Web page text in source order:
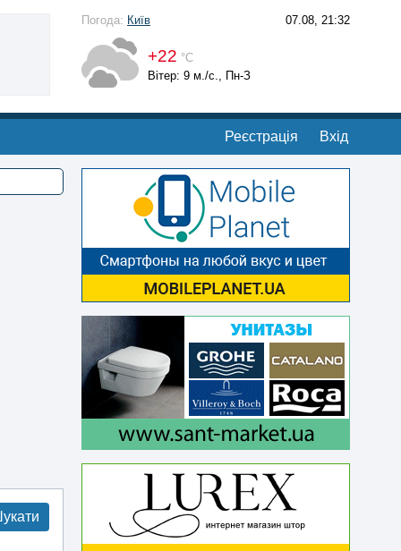
Погода: Київ 07.08, 21:32
+22 °С
Вітер: 9 м./с., Пн-З
Реєстрація Вхід